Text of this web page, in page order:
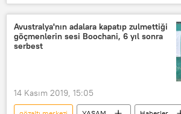
ABD
Göçmen
Hücre
Koronavirüs
Kovid-19
Avustralya'nın adalara kapatıp zulmettiği
göçmenlerin sesi Boochani, 6 yıl sonra
serbest
14 Kasım 2019, 15:05